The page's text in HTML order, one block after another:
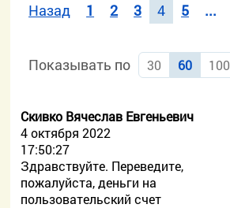
Назад 1 2 3 4 5 ...
Показывать по 30 60 100
Скивко Вячеслав Евгеньевич
4 октября 2022
17:50:27
Здравствуйте. Переведите,
пожалуйста, деньги на
пользовательский счет